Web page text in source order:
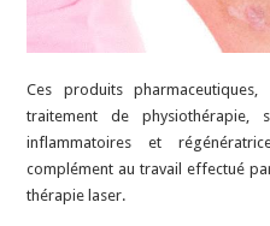
Ces produits
traitement de physiothérapie,
inflammatoires et
complément au travail effectué
thérapie laser.